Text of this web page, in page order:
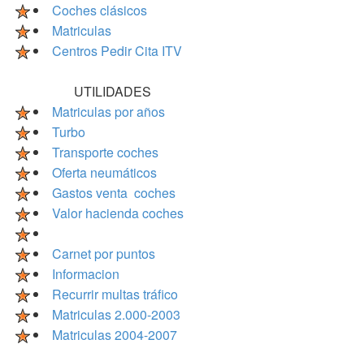
Coches clásicos
Matriculas
Centros Pedir Cita ITV
UTILIDADES
Matriculas por años
Turbo
Transporte coches
Oferta neumáticos
Gastos venta coches
Valor hacienda coches
Carnet por puntos
Informacion
Recurrir multas tráfico
Matriculas 2.000-2003
Matriculas 2004-2007